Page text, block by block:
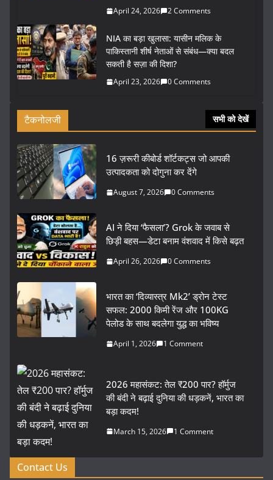
April 24, 2026 2 Comments
NIA का बड़ा खुलासा: यासीन मलिक के
पाकिस्तानी शीर्ष नेताओं से संबंध—क्या बदल
सकती है सज़ा की दिशा?
April 23, 2026 0 Comments
टैकनोलजी सभी को देखें
16 ज़रूरी कीबोर्ड शॉर्टकट्स जो आपकी
उत्पादकता को दोगुना कर देंगे
August 7, 2026 0 Comments
AI ने दिया ‘फैसला’? Grok के जवाब से
छिड़ी बहस—डेटा बनाम वंशवाद में किसे बढ़त
April 26, 2026 0 Comments
भारत का ‘दिव्यास्त्र Mk2’ ड्रोन टेस्ट
सफल: 2000 किमी रेंज और 100KG
पेलोड के साथ बदलेगा युद्ध का भविष्य
April 1, 2026 1 Comment
2026 महासंकट: तेल ₹200 पार? हॉर्मुज
की बंदी ने बढ़ाई दुनिया की धड़कनें, भारत का
बड़ा कदम!
March 15, 2026 1 Comment
Contact Us